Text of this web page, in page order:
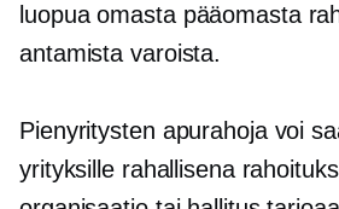
luopua omasta pääomasta
antamista varoista.
Pienyritysten apurahoja voi
yrityksille rahallisena